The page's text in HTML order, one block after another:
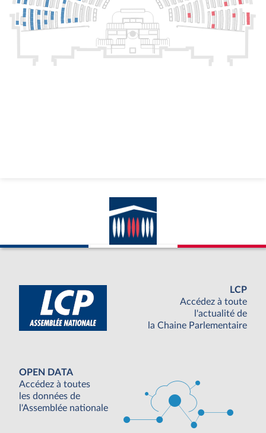
LCP
Accédez à toute
l'actualité de
la Chaine Parlementaire
OPEN DATA
Accédez à toutes
les données de
l'Assemblée nationale